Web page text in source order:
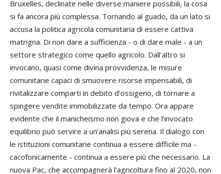
Bruxelles, declinate nelle diverse maniere possibili, la cosa
si fa ancora più complessa. Tornando al guado, da un lato si
accusa la politica agricola comunitaria di essere cattiva
matrigna. Di non dare a sufficienza - o di dare male - a un
settore strategico come quello agricolo. Dall’altro si
invocano, quasi come divina provvidenza, le misure
comunitarie capaci di smuovere risorse impensabili, di
rivitalizzare comparti in debito d’ossigeno, di tornare a
spingere vendite immobilizzate da tempo. Ora appare
evidente che il manicheismo non giova e che l’invocato
equilibrio può servire a un’analisi più serena. Il dialogo con
le istituzioni comunitarie continua a essere difficile ma -
cacofonicamente - continua a essere più che necessario. La
nuova Pac, che accompagnerà l’agricoltura fino al 2020, non